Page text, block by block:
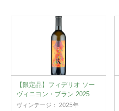
【限定品】フィデリオ ソー
ヴィニヨン・ブラン 2025
ヴィンテージ：2025年